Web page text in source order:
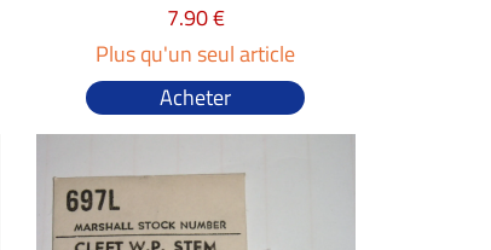
7.90 €
Plus qu'un seul article
Acheter